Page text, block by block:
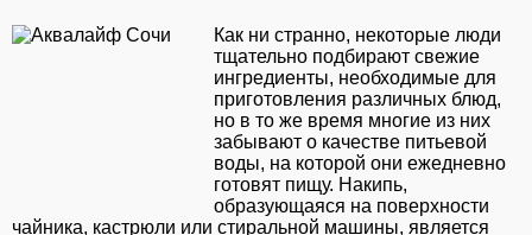
Как ни странно, некоторые люди
тщательно подбирают свежие
ингредиенты, необходимые для
приготовления различных блюд,
но в то же время многие из них
забывают о качестве питьевой
воды, на которой они ежедневно
готовят пищу. Накипь,
образующаяся на поверхности
чайника, кастрюли или стиральной машины, является